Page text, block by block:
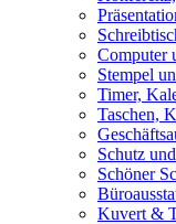
Computer
Stempel
Timer,
Taschen,
Schutz
Schöner
Kuvert &